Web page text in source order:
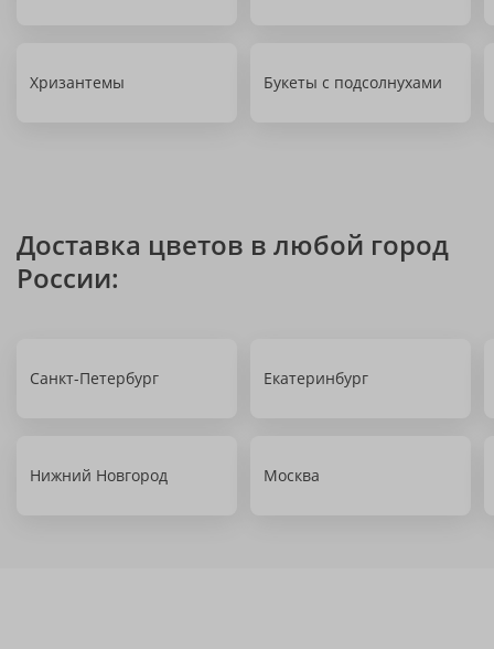
Хризантемы Букеты с подсолнухами
Доставка цветов в любой город
России:
Санкт-Петербург Екатеринбург
Нижний Новгород Москва